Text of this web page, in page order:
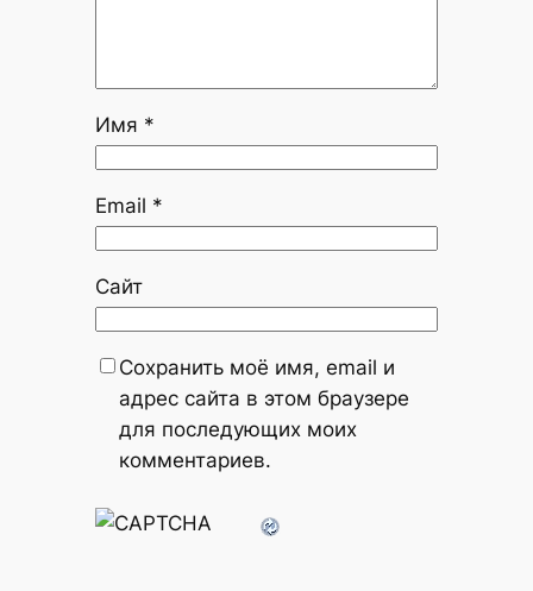
Имя *
Email *
Сайт
Сохранить моё имя, email и
адрес сайта в этом браузере
для последующих моих
комментариев.